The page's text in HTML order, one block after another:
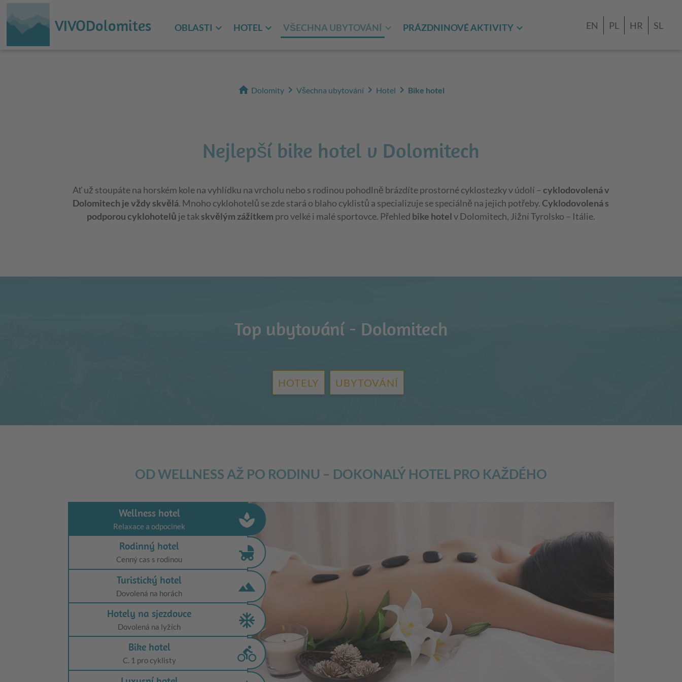
EN PL HR SL
VIVODolomites OBLASTI HOTEL VŠECHNA UBYTOVÁNÍ PRÁZDNINOVÉ AKTIVITY
home Dolomity chevron_right Všechna ubytování chevron_right Hotel chevron_right Bike hotel
Nejlepší bike hotel v Dolomitech
Ať už stoupáte na horském kole na vyhlídku na vrcholu nebo s rodinou pohodlně brázdíte prostorné cyklostezky v údolí –cyklodovolená v
Dolomitech je vždy skvělá. Mnoho cyklohotelů se zde stará o blaho cyklistů a specializuje se speciálně na jejich potřeby.Cyklodovolená s
podporou cyklohotelů je takskvělým zážitkem pro velké i malé sportovce. Přehled bike hotelv Dolomitech, Jižní Tyrolsko – Itálie.
Top ubytování - Dolomitech
HOTELY UBYTOVÁNÍ
OD WELLNESS AŽ PO RODINU – DOKONALÝ HOTEL PRO KAŽDÉHO
Wellness hotel
Relaxace a odpocinek spa
Rodinný hotel
Cenný cas s rodinou child_friendly
Turistický hotel
Dovolená na horách terrain
Hotely na sjezdovce
Dovolená na lyžích ac_unit
Bike hotel
C. 1 pro cyklisty directions_bike